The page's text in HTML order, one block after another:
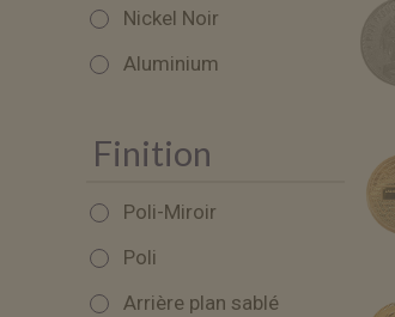
Nickel Noir
Aluminium
Finition
Poli-Miroir
Poli
Arrière plan sablé